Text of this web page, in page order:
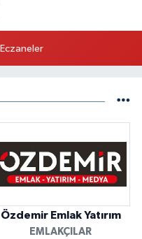
Özdemir Emlak Yatırım
EMLAKÇILAR